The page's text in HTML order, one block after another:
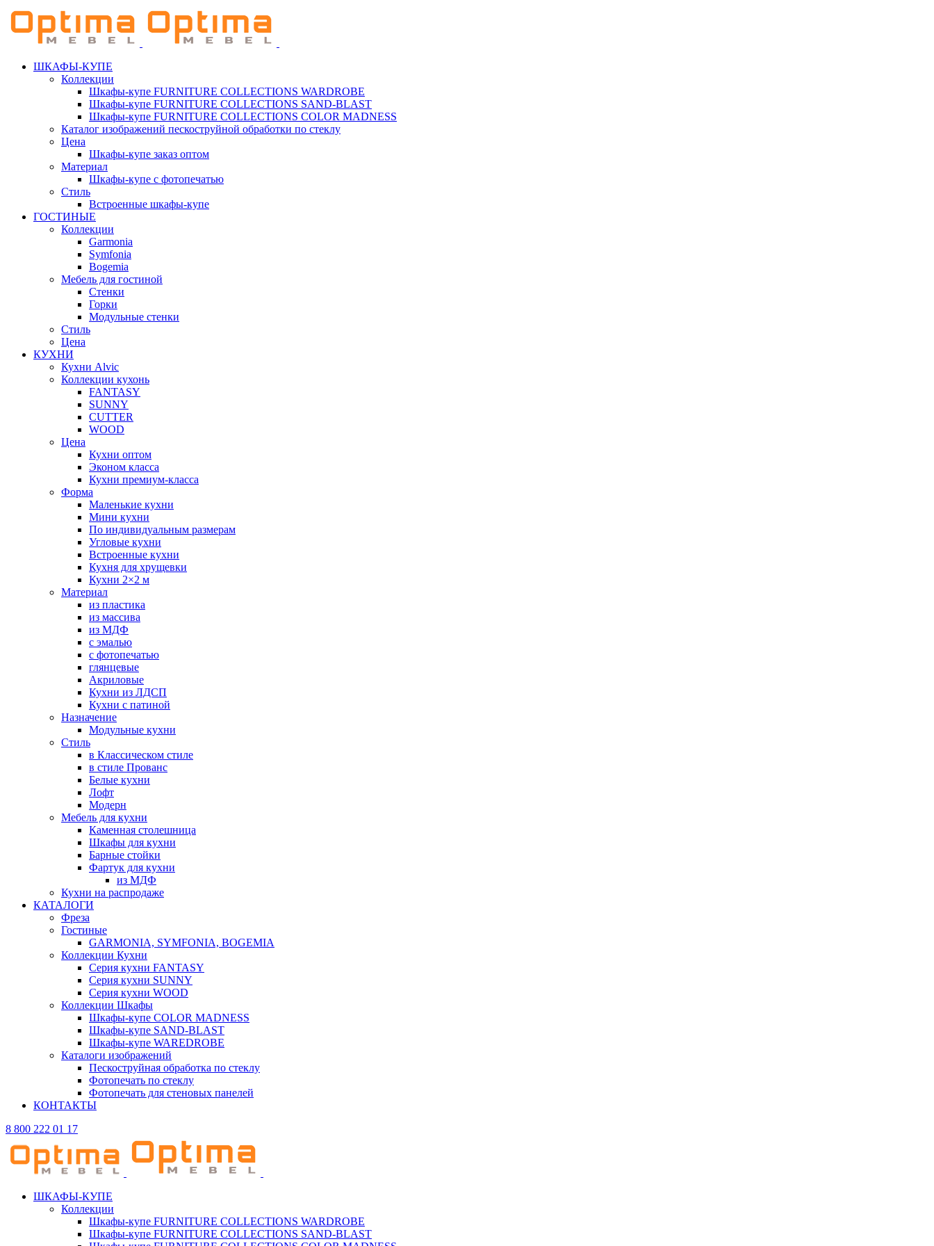
ШКАФЫ-КУПЕ
Коллекции
Шкафы-купе FURNITURE COLLECTIONS WARDROBE
Шкафы-купе FURNITURE COLLECTIONS SAND-BLAST
Шкафы-купе FURNITURE COLLECTIONS COLOR MADNESS
Каталог изображений пескоструйной обработки по стеклу
Цена
Шкафы-купе заказ оптом
Материал
Шкафы-купе с фотопечатью
Стиль
Встроенные шкафы-купе
ГОСТИНЫЕ
Коллекции
Garmonia
Symfonia
Bogemia
Мебель для гостиной
Стенки
Горки
Модульные стенки
Стиль
Цена
КУХНИ
Кухни Alvic
Коллекции кухонь
FANTASY
SUNNY
CUTTER
WOOD
Цена
Кухни оптом
Эконом класса
Кухни премиум-класса
Форма
Маленькие кухни
Мини кухни
По индивидуальным размерам
Угловые кухни
Встроенные кухни
Кухня для хрущевки
Кухни 2×2 м
Материал
из пластика
из массива
из МДФ
с эмалью
с фотопечатью
глянцевые
Акриловые
Кухни из ЛДСП
Кухни с патиной
Назначение
Модульные кухни
Стиль
в Классическом стиле
в стиле Прованс
Белые кухни
Лофт
Модерн
Мебель для кухни
Каменная столешница
Шкафы для кухни
Барные стойки
Фартук для кухни
из МДФ
Кухни на распродаже
КАТАЛОГИ
Фреза
Гостиные
GARMONIA, SYMFONIA, BOGEMIA
Коллекции Кухни
Серия кухни FANTASY
Серия кухни SUNNY
Серия кухни WOOD
Коллекции Шкафы
Шкафы-купе COLOR MADNESS
Шкафы-купе SAND-BLAST
Шкафы-купе WAREDROBE
Каталоги изображений
Пескоструйная обработка по стеклу
Фотопечать по стеклу
Фотопечать для стеновых панелей
КОНТАКТЫ
8 800 222 01 17
ШКАФЫ-КУПЕ
Коллекции
Шкафы-купе FURNITURE COLLECTIONS WARDROBE
Шкафы-купе FURNITURE COLLECTIONS SAND-BLAST